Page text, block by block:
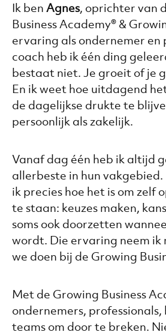
Ik ben Agnes, oprichter van
Business Academy® &
ervaring als ondernemer
coach heb ik één ding
bestaat niet. Je groeit of je
En ik weet hoe uitdagend
de dagelijkse drukte te
persoonlijk als zakelijk.
Vanaf dag één heb ik altijd
allerbeste in hun
ik precies hoe het is om zelf
te staan: keuzes maken,
soms ook doorzetten
wordt. Die ervaring neem ik
we doen bij de Growing
Met de Growing Business
ondernemers,
teams om door te breken.